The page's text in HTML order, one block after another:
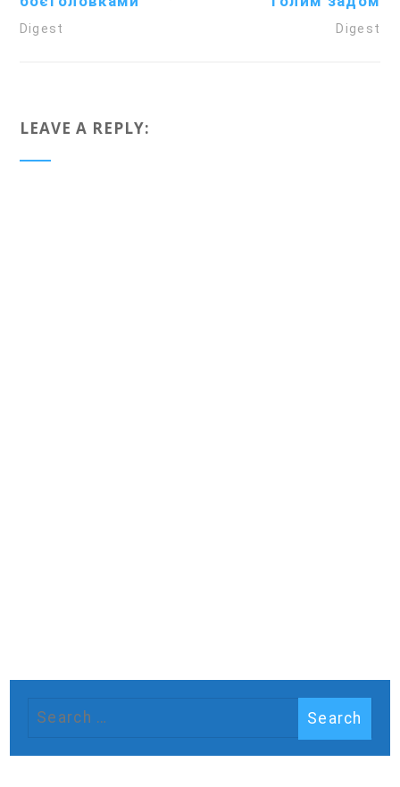
Digest Digest
LEAVE A REPLY: